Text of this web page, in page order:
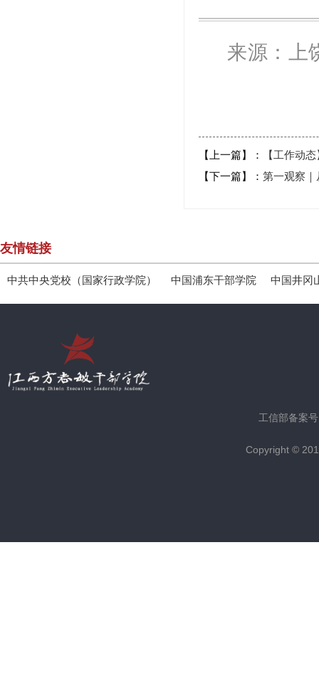
来源：上
【上一篇】：
【工作动
【下一篇】： 第一观察
友情链接
中共中央党校（国家行政学院） 中国浦东干部学院 中国井冈
工信部备案
Copyright ©